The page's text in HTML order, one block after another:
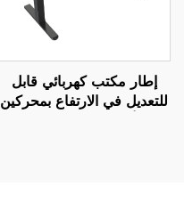
إطار مكتب كهربائي قابل
للتعديل في الارتفاع بمحركين